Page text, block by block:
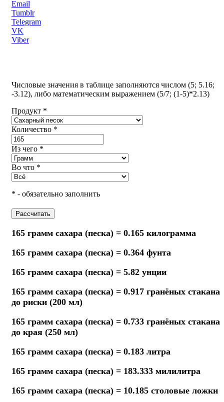
Email
Tumblr
Telegram
VK
Viber
Числовые значения в таблице заполняются числом (5; 5.16;
-3.12), либо математическим выражением (5/7; (1-5)*2.13)
Продукт *
Количество *
Из чего *
Во что *
* - обязательно заполнить
Рассчитать
165 грамм сахара (песка) = 0.165 килограмма
165 грамм сахара (песка) = 0.364 фунта
165 грамм сахара (песка) = 5.82 унции
165 грамм сахара (песка) = 0.917 гранёных стакана
до риски (200 мл)
165 грамм сахара (песка) = 0.733 гранёных стакана
до края (250 мл)
165 грамм сахара (песка) = 0.183 литра
165 грамм сахара (песка) = 183.333 милилитра
165 грамм сахара (песка) = 10.185 столовые ложки